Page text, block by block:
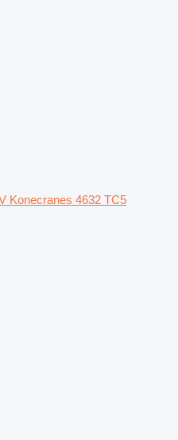
Konecranes 4632 TC5